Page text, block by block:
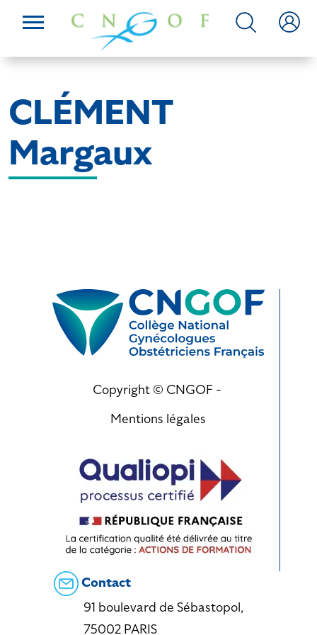
CLÉMENT
Margaux
Copyright © CNGOF -
Mentions légales
Contact
91 boulevard de Sébastopol,
75002 PARIS